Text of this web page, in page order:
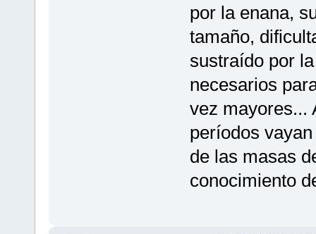
por la enana,
tamaño,
sustraído por
necesarios
vez mayores...
períodos
de las masas
conocimiento